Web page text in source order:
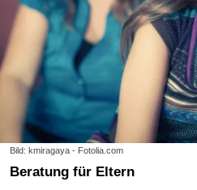
Bild: kmiragaya - Fotolia.com
Beratung für Eltern